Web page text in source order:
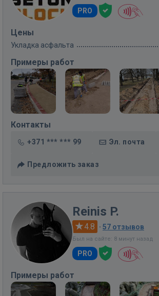
PRO
Цены
Укладка асфальта
Примеры работ
Контакты
+371 *** *** 99 Эл. почта
Предложить заказ
Reinis P.
4.8 · 57 отзывов
Был на сайте: 8 минут назад
PRO
Примеры работ